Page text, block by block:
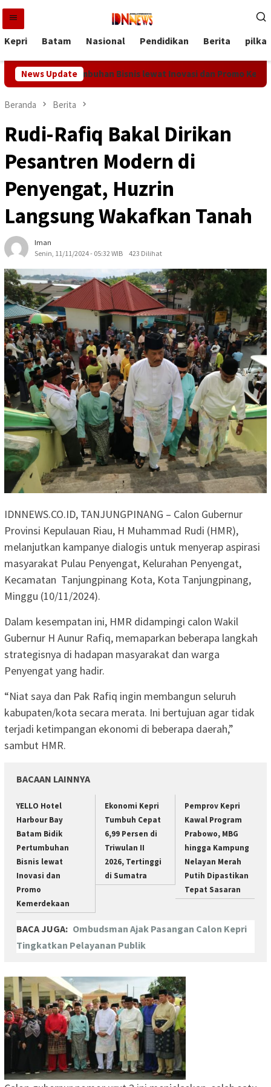
Loncat
konten
Kepri Batam Nasional Pendidikan Berita
News Update
Bidik Pertumbuhan Bisnis lewat Inovasi dan Promo
Beranda Berita
Rudi-Rafiq Bakal Dirikan
Pesantren Modern di
Penyengat, Huzrin
Langsung Wakafkan Tanah
Iman
Senin, 11/11/2024 - 05:32 WIB
423 Dilihat
IDNNEWS.CO.ID, TANJUNGPINANG – Calon Gubernur
Provinsi Kepulauan Riau, H Muhammad Rudi (HMR),
melanjutkan kampanye dialogis untuk menyerap aspirasi
masyarakat Pulau Penyengat, Kelurahan Penyengat,
Kecamatan Tanjungpinang Kota, Kota Tanjungpinang,
Minggu (10/11/2024).
Dalam kesempatan ini, HMR didampingi calon Wakil
Gubernur H Aunur Rafiq, memaparkan beberapa langkah
strategisnya di hadapan masyarakat dan warga
Penyengat yang hadir.
“Niat saya dan Pak Rafiq ingin membangun seluruh
kabupaten/kota secara merata. Ini bertujuan agar tidak
terjadi ketimpangan ekonomi di beberapa daerah,”
sambut HMR.
BACAAN LAINNYA
YELLO Hotel
Harbour Bay
Batam Bidik
Pertumbuhan
Bisnis lewat
Inovasi dan
Promo
Kemerdekaan
Ekonomi Kepri
Tumbuh Cepat
6,99 Persen di
Triwulan II
2026, Tertinggi
di Sumatra
Pemprov Kepri
Kawal Program
Prabowo, MBG
hingga Kampung
Nelayan Merah
Putih Dipastikan
Tepat Sasaran
BACA JUGA: Ombudsman Ajak Pasangan Calon Kepri
Tingkatkan Pelayanan Publik